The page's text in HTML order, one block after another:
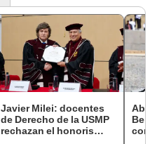
Javier Milei: docentes
de Derecho de la USMP
rechazan el honoris